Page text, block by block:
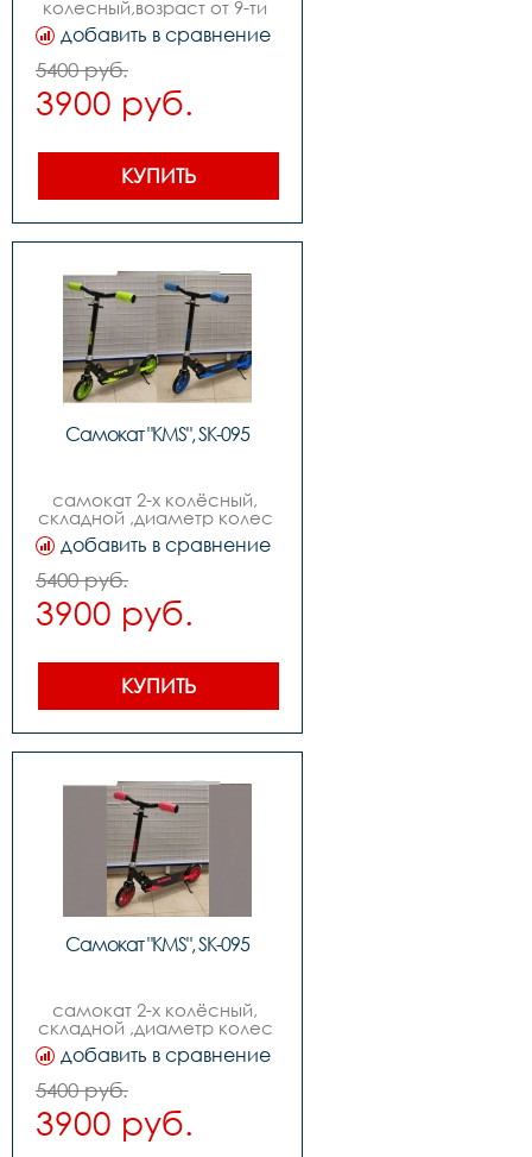
колесный,возраст от 9-ти
лет,диаметр колес
210мм,складной
добавить в сравнение
5400 руб.
3900 руб.
КУПИТЬ
Самокат "KMS", SK-095
самокат 2-х колёсный,
складной ,диаметр колес
170мм,возраст от 9-ти лет
добавить в сравнение
5400 руб.
3900 руб.
КУПИТЬ
Самокат "KMS", SK-095
самокат 2-х колёсный,
складной ,диаметр колес
170мм,возраст от 9-ти лет
добавить в сравнение
5400 руб.
3900 руб.